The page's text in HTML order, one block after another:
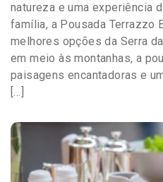
natureza e uma experiência
família, a Pousada Terrazzo
melhores opções da Serra
em meio às montanhas, a
paisagens encantadoras e
[…]